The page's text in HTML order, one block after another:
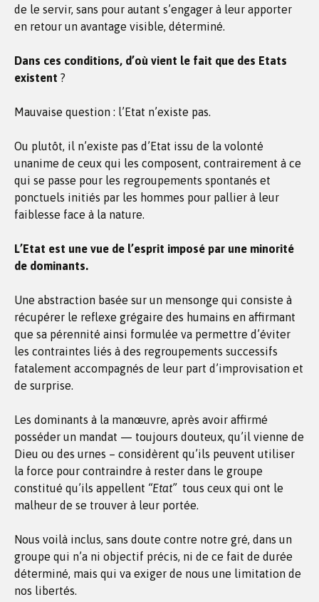
de le servir, sans pour autant s’engager à leur apporter
en retour un avantage visible, déterminé.
Dans ces conditions, d’où vient le fait que des Etats
existent ?
Mauvaise question : l’Etat n’existe pas.
Ou plutôt, il n’existe pas d’Etat issu de la volonté
unanime de ceux qui les composent, contrairement à ce
qui se passe pour les regroupements spontanés et
ponctuels initiés par les hommes pour pallier à leur
faiblesse face à la nature.
L’Etat est une vue de l’esprit imposé par une minorité
de dominants.
Une abstraction basée sur un mensonge qui consiste à
récupérer le reflexe grégaire des humains en affirmant
que sa pérennité ainsi formulée va permettre d’éviter
les contraintes liés à des regroupements successifs
fatalement accompagnés de leur part d’improvisation et
de surprise.
Les dominants à la manœuvre, après avoir affirmé
posséder un mandat — toujours douteux, qu’il vienne de
Dieu ou des urnes – considèrent qu’ils peuvent utiliser
la force pour contraindre à rester dans le groupe
constitué qu’ils appellent “Etat” tous ceux qui ont le
malheur de se trouver à leur portée.
Nous voilà inclus, sans doute contre notre gré, dans un
groupe qui n’a ni objectif précis, ni de ce fait de durée
déterminé, mais qui va exiger de nous une limitation de
nos libertés.